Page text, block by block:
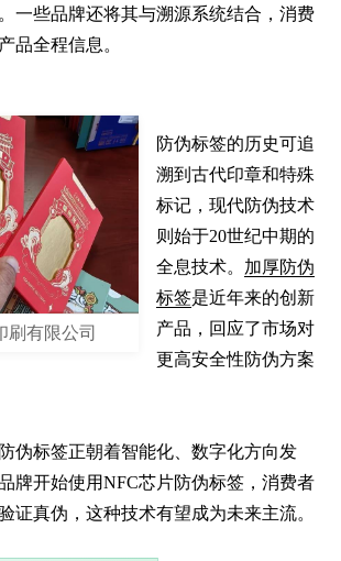
一些品牌还将其与溯源系统结合，消费
品全程信息。
刷有限公司
防伪标签的历史可追
溯到古代印章和特殊
标记，现代防伪技术
则始于20世纪中期的
全息技术。 加厚防伪
标签是近年来的创新
产品，回应了市场对
更高安全性防伪方案
伪标签正朝着智能化、数字化方向发
牌开始使用NFC芯片防伪标签，消费者
证真伪，这种技术有望成为未来主流。